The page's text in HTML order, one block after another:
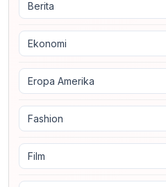
Berita
Ekonomi
Eropa Amerika
Fashion
Film